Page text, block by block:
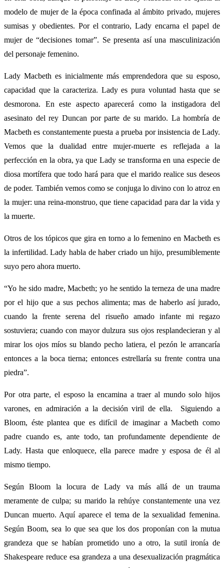
modelo de mujer de la época confinada al ámbito privado, mujeres
sumisas y obedientes. Por el contrario, Lady encarna el papel de
mujer de “decisiones tomar”. Se presenta así una masculinización
del personaje femenino.
Lady Macbeth es inicialmente más emprendedora que su esposo,
capacidad que la caracteriza. Lady es pura voluntad hasta que se
desmorona. En este aspecto aparecerá como la instigadora del
asesinato del rey Duncan por parte de su marido. La hombría de
Macbeth es constantemente puesta a prueba por insistencia de Lady.
Vemos que la dualidad entre mujer-muerte es reflejada a la
perfección en la obra, ya que Lady se transforma en una especie de
diosa mortífera que todo hará para que el marido realice sus deseos
de poder. También vemos como se conjuga lo divino con lo atroz en
la mujer: una reina-monstruo, que tiene capacidad para dar la vida y
la muerte.
Otros de los tópicos que gira en torno a lo femenino en Macbeth es
la infertilidad. Lady habla de haber criado un hijo, presumiblemente
suyo pero ahora muerto.
“Yo he sido madre, Macbeth; yo he sentido la terneza de una madre
por el hijo que a sus pechos alimenta; mas de haberlo así jurado,
cuando la frente serena del risueño amado infante mi regazo
sostuviera; cuando con mayor dulzura sus ojos resplandecieran y al
mirar los ojos míos su blando pecho latiera, el pezón le arrancaría
entonces a la boca tierna; entonces estrellaría su frente contra una
piedra”.
Por otra parte, el esposo la encamina a traer al mundo solo hijos
varones, en admiración a la decisión viril de ella. Siguiendo a
Bloom, éste plantea que es difícil de imaginar a Macbeth como
padre cuando es, ante todo, tan profundamente dependiente de
Lady. Hasta que enloquece, ella parece madre y esposa de él al
mismo tiempo.
Según Bloom la locura de Lady va más allá de un trauma
meramente de culpa; su marido la rehúye constantemente una vez
Duncan muerto. Aquí aparece el tema de la sexualidad femenina.
Según Boom, sea lo que sea que los dos proponían con la mutua
grandeza que se habían prometido uno a otro, la sutil ironía de
Shakespeare reduce esa grandeza a una desexualización pragmática